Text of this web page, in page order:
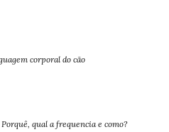
corporal do cão
qual a frequencia e como?